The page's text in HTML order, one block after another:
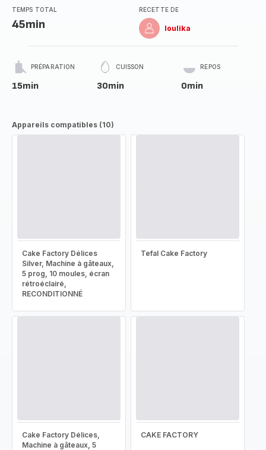
TEMPS TOTAL
45min
RECETTE DE
loulika
PRÉPARATION
15min
CUISSON
30min
REPOS
0min
Appareils compatibles (10)
Cake Factory Délices
Silver, Machine à gâteaux,
5 prog, 10 moules, écran
rétroéclairé,
RECONDITIONNÉ
Tefal Cake Factory
Cake Factory Délices,
Machine à gâteaux, 5
CAKE FACTORY